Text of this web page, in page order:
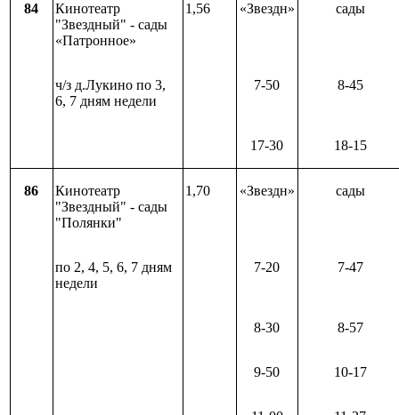
84
Кинотеатр
"Звездный" - сады
«Патронное»
1,56 «Звездн» сады
ч/з д.Лукино по 3,
6, 7 дням недели
7-50 8-45
17-30 18-15
86
Кинотеатр
"Звездный" - сады
"Полянки"
1,70 «Звездн» сады
по 2, 4, 5, 6, 7 дням
недели
7-20 7-47
8-30 8-57
9-50 10-17